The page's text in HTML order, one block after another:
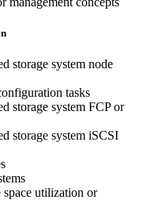
storage system node
tasks
storage system FCP or
storage system iSCSI
utilization or